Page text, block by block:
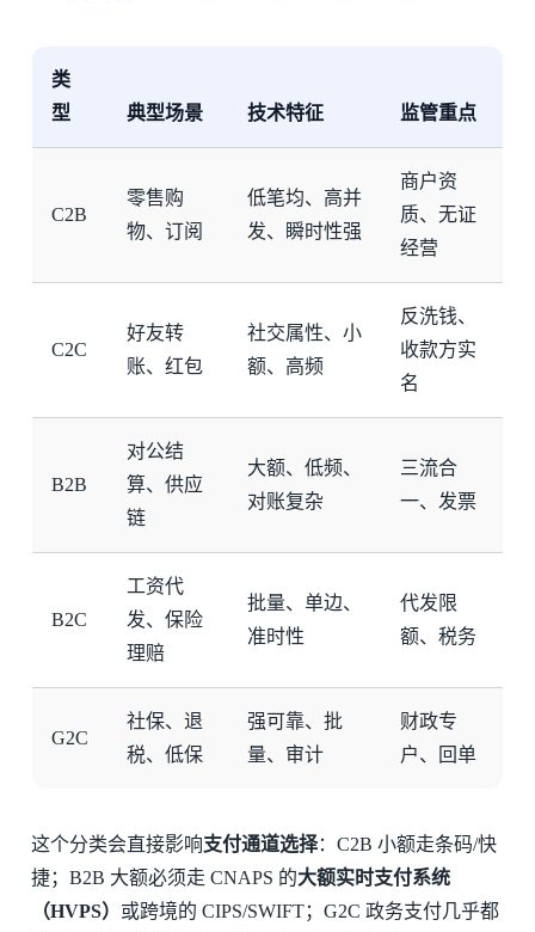
类
型
典型场景 技术特征 监管重点
C2B
零售购
物、订阅
低笔均、高并
发、瞬时性强
商户资
质、无证
经营
C2C
好友转
账、红包
社交属性、小
额、高频
反洗钱、
收款方实
名
B2B
对公结
算、供应
链
大额、低频、
对账复杂
三流合
一、发票
B2C
工资代
发、保险
理赔
批量、单边、
准时性
代发限
额、税务
G2C
社保、退
税、低保
强可靠、批
量、审计
财政专
户、回单
这个分类会直接影响支付通道选择：C2B 小额走条码/快
捷；B2B 大额必须走 CNAPS 的大额实时支付系统
（HVPS） 或跨境的 CIPS/SWIFT；G2C 政务支付几乎都